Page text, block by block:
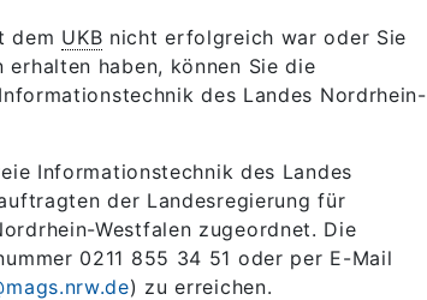
dem UKB nicht erfolgreich war oder Sie
haben, können Sie die
des Landes Nordrhein-
Informationstechnik des Landes
der Landesregierung für
Westfalen zugeordnet. Die
0211 855 34 51 oder per E-Mail
) zu erreichen.